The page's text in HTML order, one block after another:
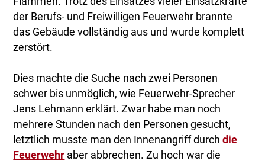
der Berufs- und Freiwilligen Feuerwehr brannte
das Gebäude vollständig aus und wurde komplett
zerstört.
Dies machte die Suche nach zwei Personen
schwer bis unmöglich, wie Feuerwehr-Sprecher
Jens Lehmann erklärt. Zwar habe man noch
mehrere Stunden nach den Personen gesucht,
letztlich musste man den Innenangriff durchdie
Feuerwehr aber abbrechen. Zu hoch war die